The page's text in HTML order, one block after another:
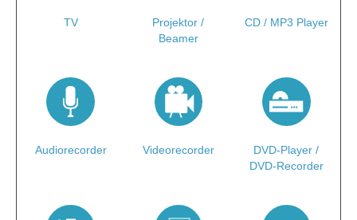
TV
Projektor /
Beamer
CD / MP3 Player
Audiorecorder Videorecorder
DVD-Player /
DVD-Recorder